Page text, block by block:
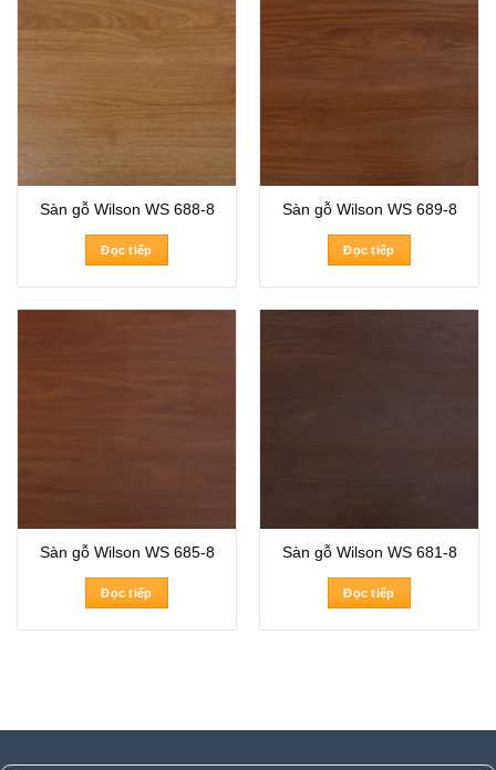
Sàn gỗ Wilson WS 688-8
Đọc tiếp
Sàn gỗ Wilson WS 689-8
Đọc tiếp
Sàn gỗ Wilson WS 685-8
Đọc tiếp
Sàn gỗ Wilson WS 681-8
Đọc tiếp